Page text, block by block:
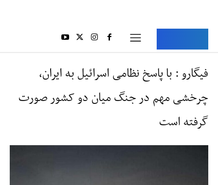
فیگارو : با پاسخ نظامی اسرائیل به ایران،
چرخشی مهم در جنگ میان دو کشور صورت
گرفته است